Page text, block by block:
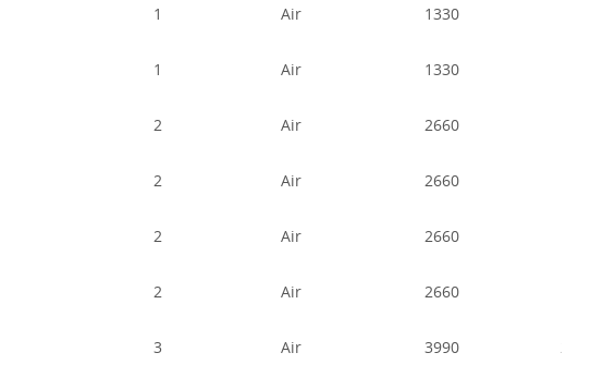
1 Air 1330
1 Air 1330
2 Air 2660
2 Air 2660
2 Air 2660
2 Air 2660
3 Air 3990 2500